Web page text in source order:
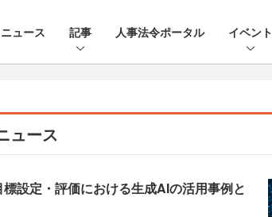
ニュース 記事 人事法令ポータル イベント
ュース
設定・評価における生成AIの活用事例と